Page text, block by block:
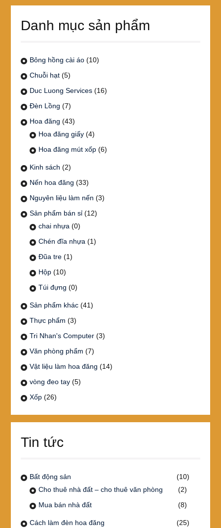
Danh mục sản phẩm
Bông hồng cài áo (10)
Chuỗi hạt (5)
Duc Luong Services (16)
Đèn Lồng (7)
Hoa đăng (43)
Hoa đăng giấy (4)
Hoa đăng mút xốp (6)
Kinh sách (2)
Nến hoa đăng (33)
Nguyên liệu làm nến (3)
Sản phẩm bán sỉ (12)
chai nhựa (0)
Chén đĩa nhựa (1)
Đũa tre (1)
Hộp (10)
Túi đựng (0)
Sản phẩm khác (41)
Thực phẩm (3)
Tri Nhan's Computer (3)
Văn phòng phẩm (7)
Vật liệu làm hoa đăng (14)
vòng đeo tay (5)
Xốp (26)
Tin tức
Bất động sản
(10)
Cho thuê nhà đất – cho thuê văn phòng
(2)
Mua bán nhà đất
(8)
Cách làm đèn hoa đăng (25)